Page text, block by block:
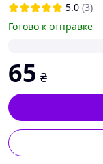
5.0 (3)
Готово к отправке
65 ₴